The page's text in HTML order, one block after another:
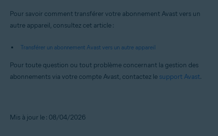
Pour savoir comment transférer votre abonnement Avast vers un
autre appareil, consultez cet article :
Transférer un abonnement Avast vers un autre appareil
Pour toute question ou tout problème concernant la gestion des
abonnements via votre compte Avast, contactez le support Avast.
Mis à jour le : 08/04/2026